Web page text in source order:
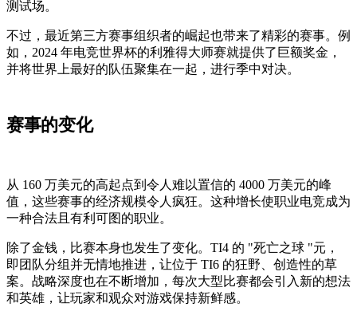
测试场。
不过，最近第三方赛事组织者的崛起也带来了精彩的赛事。例
如，2024 年电竞世界杯的利雅得大师赛就提供了巨额奖金，
并将世界上最好的队伍聚集在一起，进行季中对决。
赛事的变化
从 160 万美元的高起点到令人难以置信的 4000 万美元的峰
值，这些赛事的经济规模令人疯狂。这种增长使职业电竞成为
一种合法且有利可图的职业。
除了金钱，比赛本身也发生了变化。TI4 的 "死亡之球 "元，
即团队分组并无情地推进，让位于 TI6 的狂野、创造性的草
案。战略深度也在不断增加，每次大型比赛都会引入新的想法
和英雄，让玩家和观众对游戏保持新鲜感。